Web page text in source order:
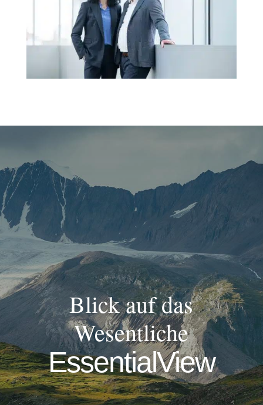
Blick auf das
Wesentliche
EssentialView